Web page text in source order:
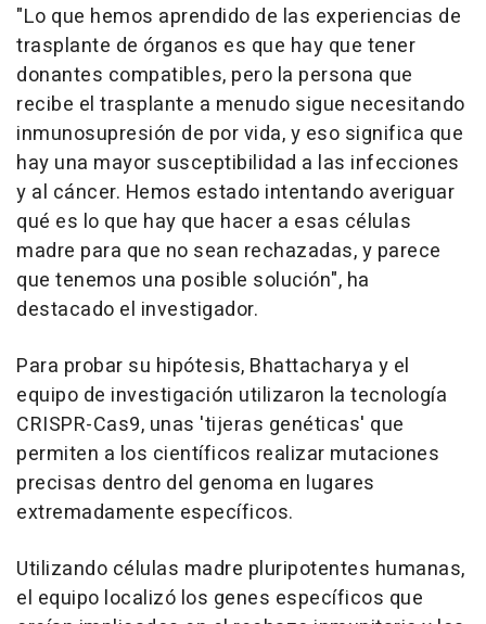
"Lo que hemos aprendido de las experiencias de
trasplante de órganos es que hay que tener
donantes compatibles, pero la persona que
recibe el trasplante a menudo sigue necesitando
inmunosupresión de por vida, y eso significa que
hay una mayor susceptibilidad a las infecciones
y al cáncer. Hemos estado intentando averiguar
qué es lo que hay que hacer a esas células
madre para que no sean rechazadas, y parece
que tenemos una posible solución", ha
destacado el investigador.
Para probar su hipótesis, Bhattacharya y el
equipo de investigación utilizaron la tecnología
CRISPR-Cas9, unas 'tijeras genéticas' que
permiten a los científicos realizar mutaciones
precisas dentro del genoma en lugares
extremadamente específicos.
Utilizando células madre pluripotentes humanas,
el equipo localizó los genes específicos que